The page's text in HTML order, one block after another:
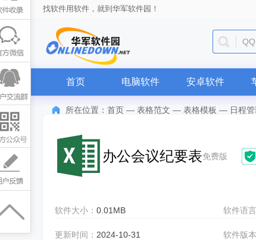
找软件用软件，就到华军软件园！
QQ
首页 电脑软件 安卓软件
所在位置： 首页 — 表格范文 — 表格模板 — 日程
办公会议纪要表免费版
软件大小： 0.01MB 软件语
更新时间： 2024-10-31 软件版